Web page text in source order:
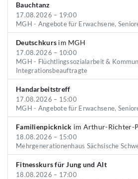
Bauchtanz
17.08.2026 – 19:00
MGH - Angebote für Erwachsene,
Deutschkurs im MGH
17.08.2026 – 10:00
MGH - Flüchtlingssozialarbeit &
Integrationsbeauftragte
Handarbeitstreff
17.08.2026 – 15:00
MGH - Angebote für Erwachsene,
Familienpicknick im Arthur-Richter-
18.08.2026 – 15:00
Mehrgenerationenhaus Sächsische
Fitnesskurs für Jung und Alt
18.08.2026 – 17:00